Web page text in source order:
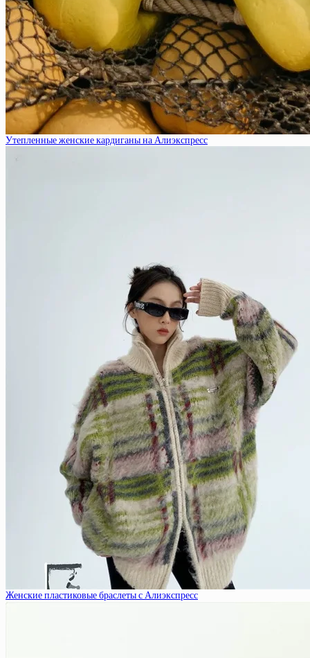
Утепленные женские кардиганы на Алиэкспресс
Женские пластиковые браслеты с Алиэкспресс